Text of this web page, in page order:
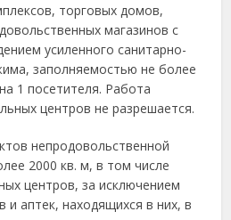
торговых домов,
магазинов с
усиленного санитарно-
заполняемостью не более
1 посетителя. Работа
центров не разрешается.
непродовольственной
2000 кв. м, в том числе
центров, за исключением
и аптек, находящихся в них, в